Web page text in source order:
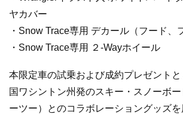
ヤカバー
・Snow Trace専用 デカール（フード、
・Snow Trace専用 ２-Wayホイール
本限定車の試乗および成約プレゼント
国ワシントン州発のスキー・スノーボ
ーツー）とのコラボレーショングッズを